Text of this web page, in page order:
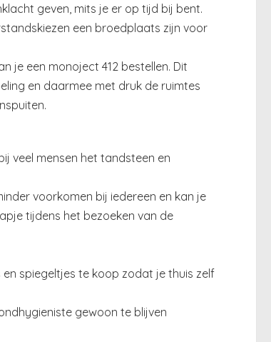
geven, mits je er op tijd bij bent.
een broedplaats zijn voor
je een monoject 412 bestellen. Dit
en daarmee met druk de ruimtes
veel mensen het tandsteen en
voorkomen bij iedereen en kan je
tijdens het bezoeken van de
spiegeltjes te koop zodat je thuis zelf
gewoon te blijven